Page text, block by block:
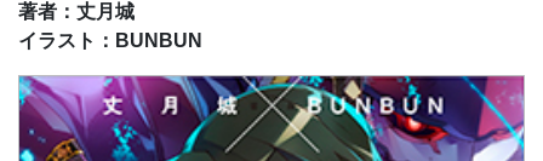
著者：丈月城
イラスト：BUNBUN